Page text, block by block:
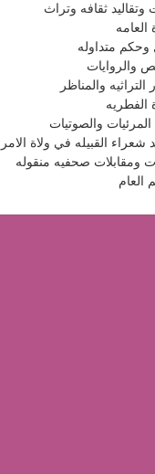
وتقاليد ثقافه وتراث
العامه
وحكم متداوله
والروايات
التراثيه والمناظر
الفطريه
والصوتيات
شعراء القبيله في ولاة الامر
ومقابلات صحفيه منقوله
العام